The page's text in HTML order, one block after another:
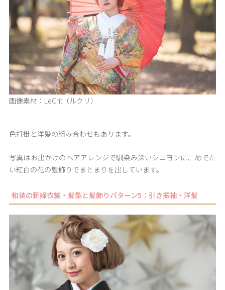
画像素材：LeCrit（ルクリ）
色打掛と洋髪の組み合わせもあります。
写真はお出かけのヘアアレンジで馴染み深いシニヨンに、めでた
い紅白の花の髪飾りでまとまりを出しています。
和装の新婦衣裳・髪型と髪飾りパターン5：引き振袖・洋髪